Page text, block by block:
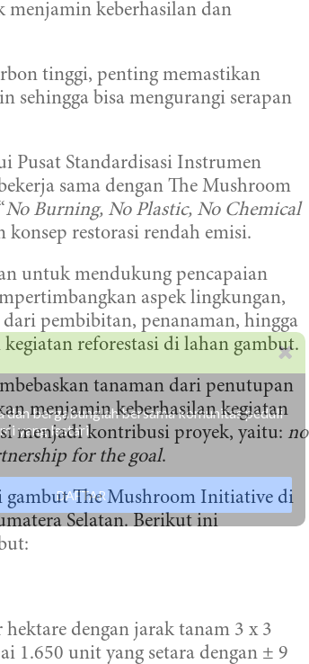
dan bergabunglah bersama komunitas peduli
yang lestari.
DAFTAR
menjamin keberhasilan dan
tinggi, penting memastikan
sehingga bisa mengurangi serapan
Pusat Standardisasi Instrumen
sama dengan The Mushroom
No Burning, No Plastic, No Chemical
konsep restorasi rendah emisi.
untuk mendukung pencapaian
aspek lingkungan,
pembibitan, penanaman, hingga
reforestasi di lahan gambut.
tanaman dari penutupan
menjamin keberhasilan kegiatan
menjadi kontribusi proyek, yaitu: no
for the goal.
gambut The Mushroom Initiative di
Selatan. Berikut ini
dengan jarak tanam 3 x 3
1.650 unit yang setara dengan ± 9